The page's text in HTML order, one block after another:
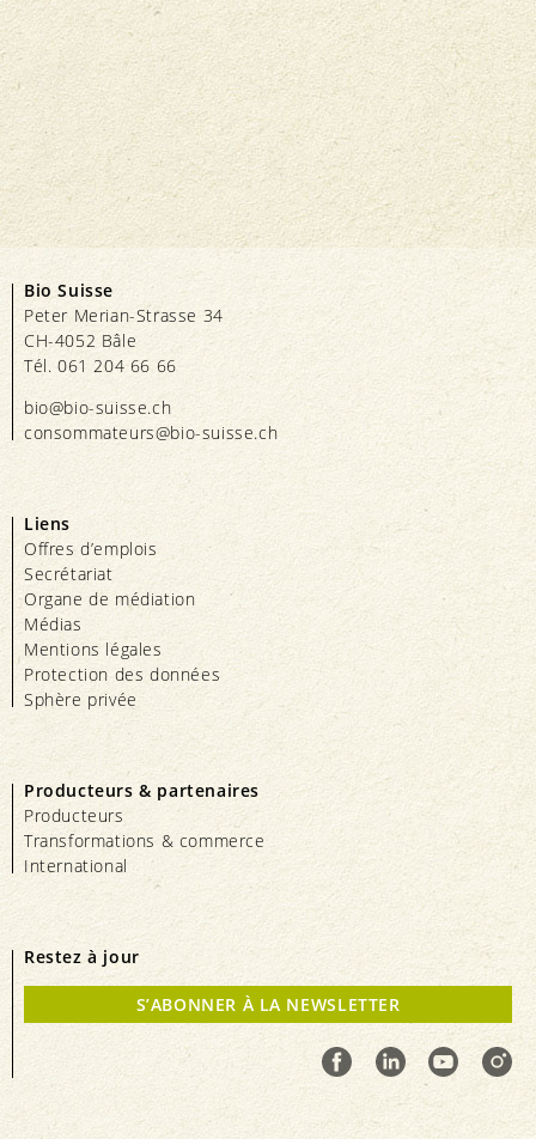
Bio Suisse
Peter Merian-Strasse 34
CH-4052 Bâle
Tél. 061 204 66 66
bio@bio-suisse.ch
consommateurs@bio-suisse.ch
Liens
Offres d’emplois
Secrétariat
Organe de médiation
Médias
Mentions légales
Protection des données
Sphère privée
Producteurs & partenaires
Producteurs
Transformations & commerce
International
Restez à jour
S’ABONNER À LA NEWSLETTER